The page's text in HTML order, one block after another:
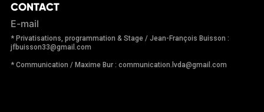
CONTACT
E-mail
* Privatisations, programmation & Stage / Jean-François Buisson :
jfbuisson33@gmail.com
* Communication / Maxime Bur : communication.lvda@gmail.com